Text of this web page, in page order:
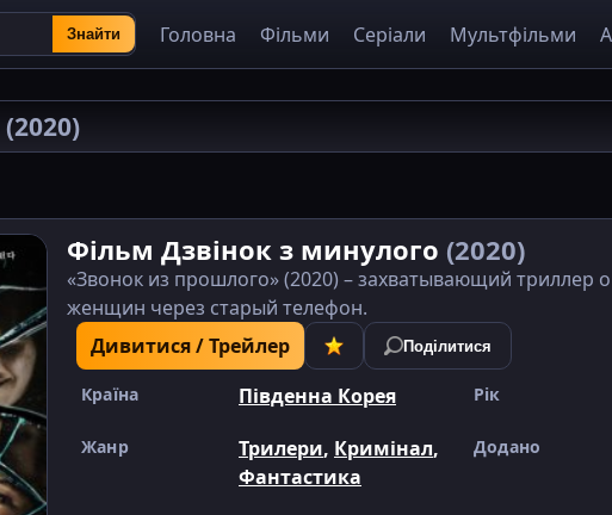
Знайти Головна Фільми Серіали Мультфільми
(2020)
Фільм Дзвінок з минулого (2020)
«Звонок из прошлого» (2020) – захватывающий триллер
женщин через старый телефон.
Дивитися / Трейлер
Поділитися
Країна Південна Корея Рік
Жанр Трилери, Кримінал,
Фантастика
Додано